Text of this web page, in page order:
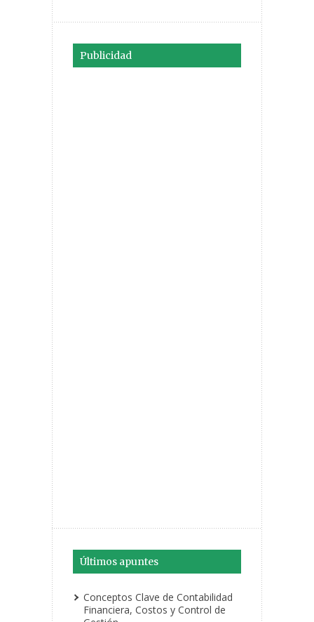
Publicidad
Últimos apuntes
Conceptos Clave de Contabilidad
Financiera, Costos y Control de